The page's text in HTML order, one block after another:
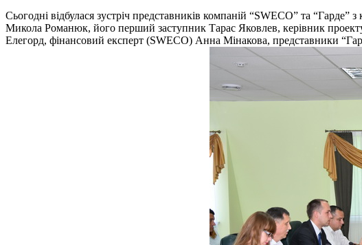
Сьогодні відбулася зустріч представників компаній “SWECO” та
Микола Романюк, його перший заступник Тарас Яковлев, керівник
Елегорд, фінансовий експерт (SWECO) Анна Мінакова, представники